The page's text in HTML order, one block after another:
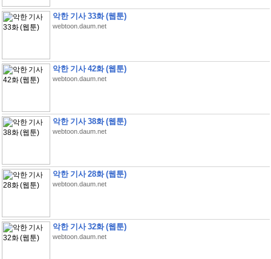
악한 기사 33화 (웹툰)
webtoon.daum.net
악한 기사 42화 (웹툰)
webtoon.daum.net
악한 기사 38화 (웹툰)
webtoon.daum.net
악한 기사 28화 (웹툰)
webtoon.daum.net
악한 기사 32화 (웹툰)
webtoon.daum.net